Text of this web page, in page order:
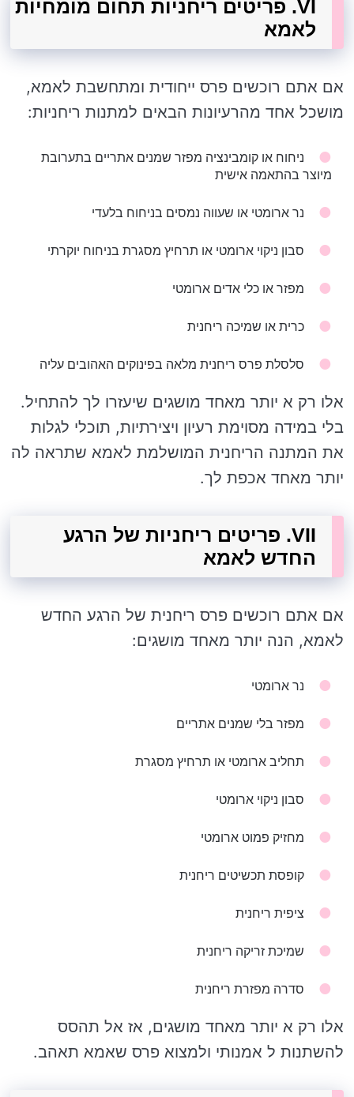
VI. פריטים ריחניות תחום מומחיות
לאמא
אם אתם רוכשים פרס ייחודית ומתחשבת לאמא,
מושכל אחד מהרעיונות הבאים למתנות ריחניות:
ניחוח או קומבינציה מפזר שמנים אתריים בתערובת
מיוצר בהתאמה אישית
נר ארומטי או שעווה נמסים בניחוח בלעדי
סבון ניקוי ארומטי או תרחיץ מסגרת בניחוח יוקרתי
מפזר או כלי אדים ארומטי
כרית או שמיכה ריחנית
סלסלת פרס ריחנית מלאה בפינוקים האהובים עליה
אלו רק א יותר מאחד מושגים שיעזרו לך להתחיל.
בלי במידה מסוימת רעיון ויצירתיות, תוכלי לגלות
את המתנה הריחנית המושלמת לאמא שתראה לה
יותר מאחד אכפת לך.
VII. פריטים ריחניות של הרגע
החדש לאמא
אם אתם רוכשים פרס ריחנית של הרגע החדש
לאמא, הנה יותר מאחד מושגים:
נר ארומטי
מפזר בלי שמנים אתריים
תחליב ארומטי או תרחיץ מסגרת
סבון ניקוי ארומטי
מחזיק פמוט ארומטי
קופסת תכשיטים ריחנית
ציפית ריחנית
שמיכת זריקה ריחנית
סדרה מפזרת ריחנית
אלו רק א יותר מאחד מושגים, אז אל תהסס
להשתנות ל אמנותי ולמצוא פרס שאמא תאהב.